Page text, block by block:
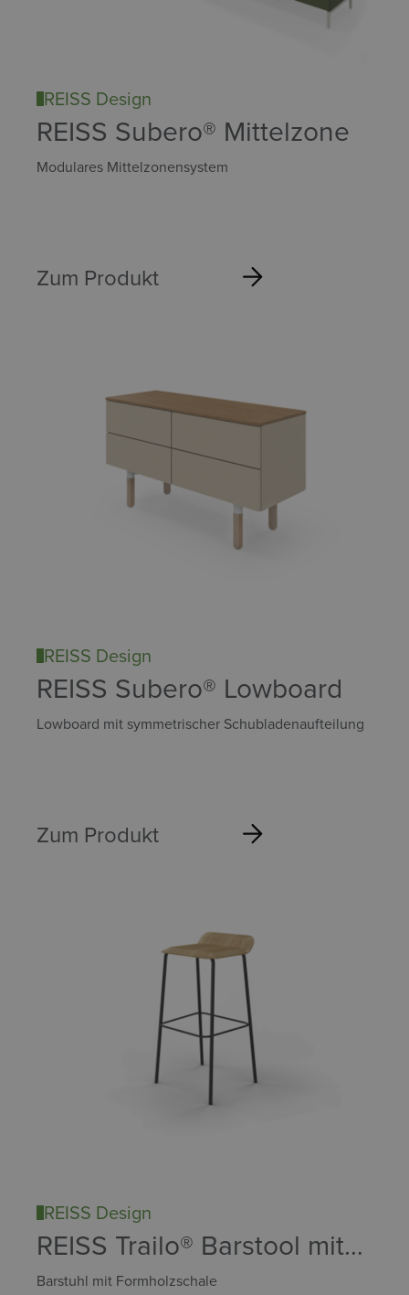
REISS Design
REISS Subero® Mittelzone
Modulares Mittelzonensystem
Zum Produkt
REISS Design
REISS Subero® Lowboard
Lowboard mit symmetrischer Schubladenaufteilung
Zum Produkt
REISS Design
REISS Trailo® Barstool mit
Holz
Barstuhl mit Formholzschale